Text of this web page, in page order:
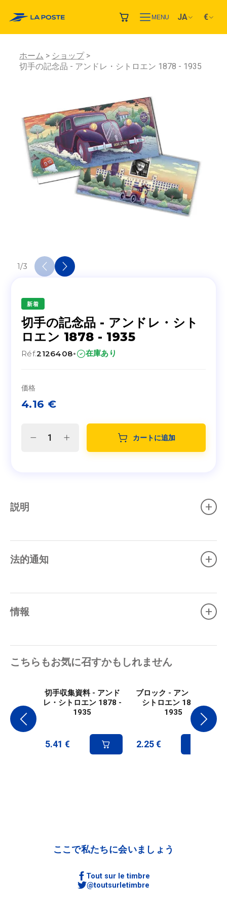
MENU JA €
ホーム
ショップ
切手の記念品 - アンドレ・シトロエン 1878 - 1935
1/3
新着
切手の記念品 - アンドレ・シト
ロエン 1878 - 1935
Réf.2126408· 在庫あり
価格
4.16 €
カートに追加
説明 +
法的通知 +
情報 +
こちらもお気に召すかもしれません
切手収集資料 - アンド
レ・シトロエン 1878 -
1935
5.41 €
ブロック - アンドレ・
シトロエン 1878 -
1935
2.25 €
ここで私たちに会いましょう
Tout sur le timbre
@toutsurletimbre